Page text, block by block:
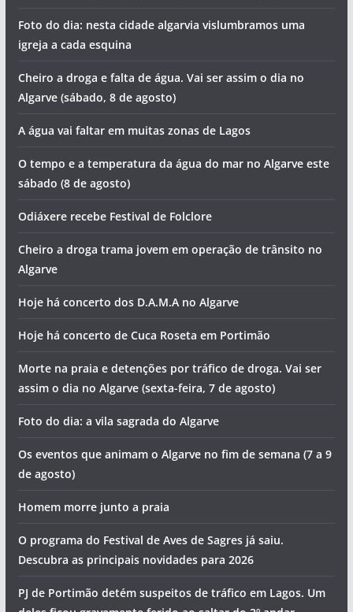
Foto do dia: nesta cidade algarvia vislumbramos uma
igreja a cada esquina
Cheiro a droga e falta de água. Vai ser assim o dia no
Algarve (sábado, 8 de agosto)
A água vai faltar em muitas zonas de Lagos
O tempo e a temperatura da água do mar no Algarve este
sábado (8 de agosto)
Odiáxere recebe Festival de Folclore
Cheiro a droga trama jovem em operação de trânsito no
Algarve
Hoje há concerto dos D.A.M.A no Algarve
Hoje há concerto de Cuca Roseta em Portimão
Morte na praia e detenções por tráfico de droga. Vai ser
assim o dia no Algarve (sexta-feira, 7 de agosto)
Foto do dia: a vila sagrada do Algarve
Os eventos que animam o Algarve no fim de semana (7 a 9
de agosto)
Homem morre junto a praia
O programa do Festival de Aves de Sagres já saiu.
Descubra as principais novidades para 2026
PJ de Portimão detém suspeitos de tráfico em Lagos. Um